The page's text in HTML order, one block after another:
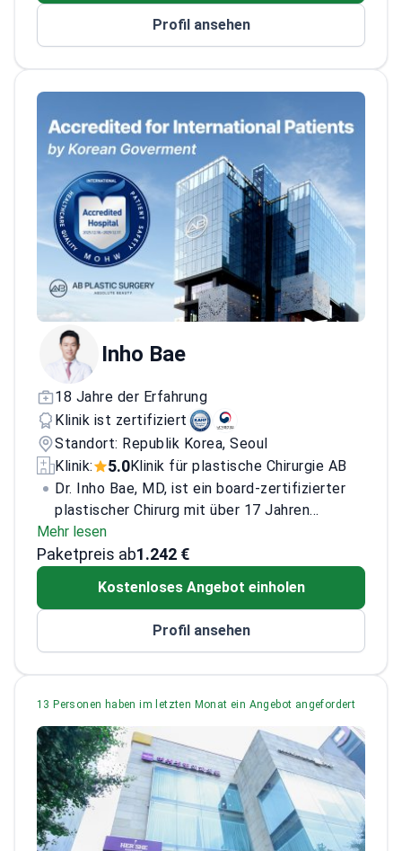
Chirurgie an der Yonsei-Universität
Profil ansehen
Inho Bae
18 Jahre der Erfahrung
Klinik ist zertifiziert
Standort: Republik Korea, Seoul
Klinik:
5.0Klinik für plastische Chirurgie AB
Dr. Inho Bae, MD, ist ein board-zertifizierter
plastischer Chirurg mit über 17 Jahren
klinischer Erfahrung. Er schloss sein Studium
an der Medizinischen Fakultät der Seoul
Facharztausbildung in Plastischer Chirurgie.
Lifting-Verfahren; er hat mehr als 7.000
Planung und Patientensicherheit. Er strebt
durch sorgfältige Beratung und Nachsorge
natürliche Ergebnisse an und verfeinert
fortlaufend sowohl chirurgische als auch
nicht-chirurgische Methoden.
Mehr lesen
Paketpreis ab1.242 €
Kostenloses Angebot einholen
Profil ansehen
13 Personen haben im letzten Monat ein Angebot angefordert